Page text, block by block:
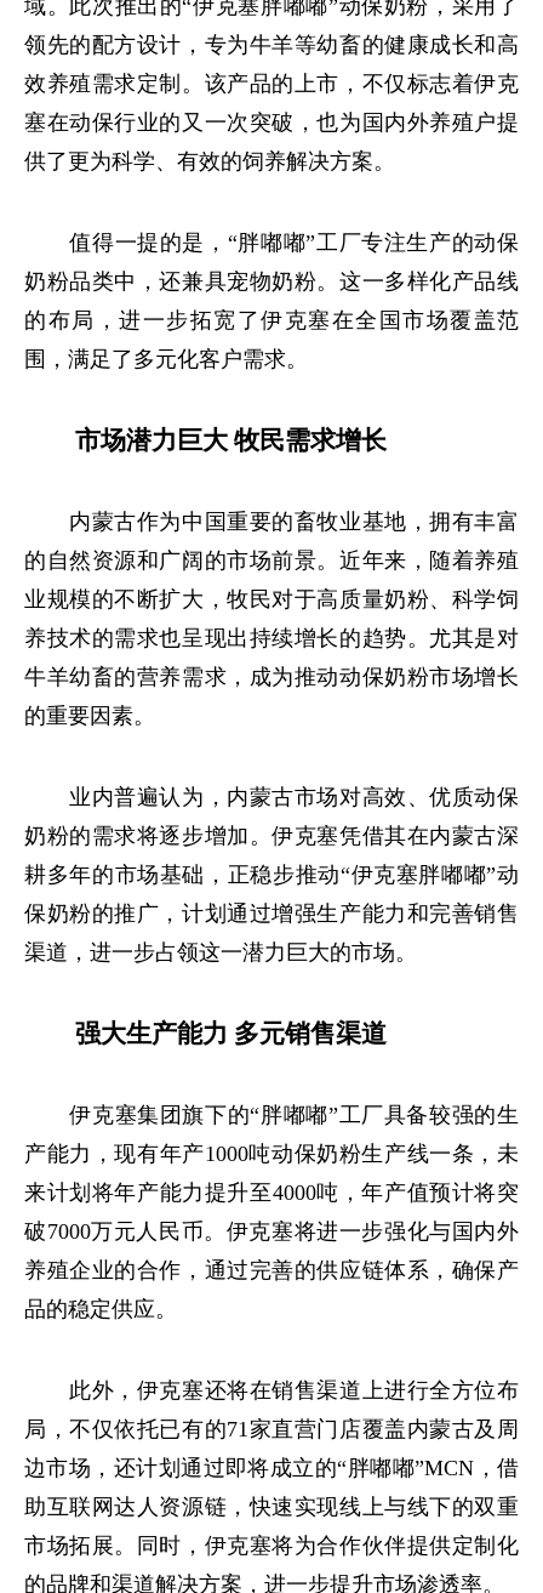
域。此次推出的“伊克塞胖嘟嘟”动保奶粉，采用了
领先的配方设计，专为牛羊等幼畜的健康成长和高
效养殖需求定制。该产品的上市，不仅标志着伊克
塞在动保行业的又一次突破，也为国内外养殖户提
供了更为科学、有效的饲养解决方案。
值得一提的是，“胖嘟嘟”工厂专注生产的动保
奶粉品类中，还兼具宠物奶粉。这一多样化产品线
的布局，进一步拓宽了伊克塞在全国市场覆盖范
围，满足了多元化客户需求。
市场潜力巨大 牧民需求增长
内蒙古作为中国重要的畜牧业基地，拥有丰富
的自然资源和广阔的市场前景。近年来，随着养殖
业规模的不断扩大，牧民对于高质量奶粉、科学饲
养技术的需求也呈现出持续增长的趋势。尤其是对
牛羊幼畜的营养需求，成为推动动保奶粉市场增长
的重要因素。
业内普遍认为，内蒙古市场对高效、优质动保
奶粉的需求将逐步增加。伊克塞凭借其在内蒙古深
耕多年的市场基础，正稳步推动“伊克塞胖嘟嘟”动
保奶粉的推广，计划通过增强生产能力和完善销售
渠道，进一步占领这一潜力巨大的市场。
强大生产能力 多元销售渠道
伊克塞集团旗下的“胖嘟嘟”工厂具备较强的生
产能力，现有年产1000吨动保奶粉生产线一条，未
来计划将年产能力提升至4000吨，年产值预计将突
破7000万元人民币。伊克塞将进一步强化与国内外
养殖企业的合作，通过完善的供应链体系，确保产
品的稳定供应。
此外，伊克塞还将在销售渠道上进行全方位布
局，不仅依托已有的71家直营门店覆盖内蒙古及周
边市场，还计划通过即将成立的“胖嘟嘟”MCN，借
助互联网达人资源链，快速实现线上与线下的双重
市场拓展。同时，伊克塞将为合作伙伴提供定制化
的品牌和渠道解决方案，进一步提升市场渗透率。